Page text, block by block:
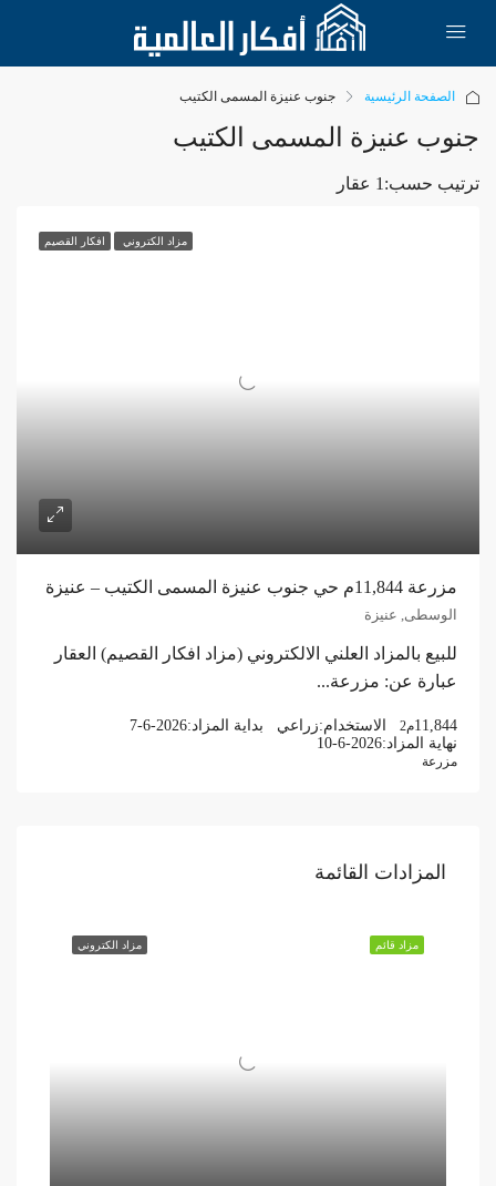
الصفحة الرئيسية جنوب عنيزة المسمى الكتيب
جنوب عنيزة المسمى الكتيب
1 عقار ترتيب حسب:
مزاد الكتروني افكار القصيم
مزرعة 11,844م حي جنوب عنيزة المسمى الكتيب – عنيزة
الوسطى, عنيزة
للبيع بالمزاد العلني الالكتروني (مزاد افكار القصيم) العقار
عبارة عن: مزرعة...
11,844م2 الاستخدام:زراعي بداية المزاد:7-6-2026
نهاية المزاد:10-6-2026
مزرعة
المزادات القائمة
مزاد الكتروني مزاد قائم